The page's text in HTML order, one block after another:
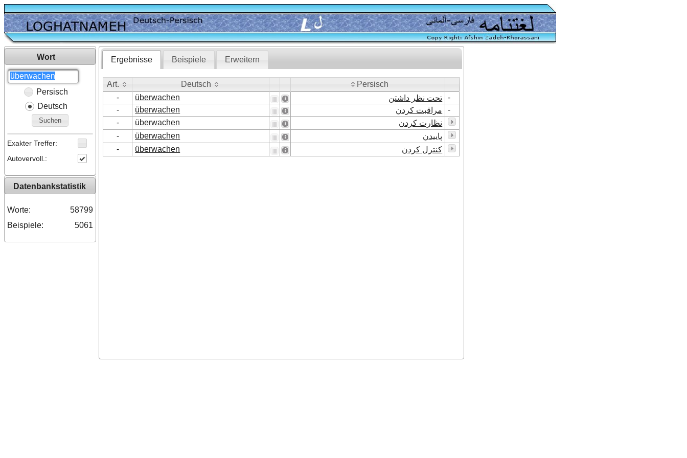
Wort
Persisch
Deutsch
Suchen
Exakter Treffer:
Autovervoll.:
Datenbankstatistik
Worte:
58799
Beispiele:
5061
Ergebnisse Beispiele Erweitern
Art. Deutsch
Persisch
Art.
- überwachen تحت نظر داشتن
-
-
überwachen مراقبت کردن
-
-
überwachen
نظارت کردن
-
überwachen
پاییدن
-
überwachen کنترل کردن